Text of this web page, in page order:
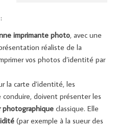
imprimante photo, avec une
réaliste de la
vos photos d’identité par
la carte d’identité, les
doivent présenter les
photographique classique. Elle
(par exemple à la sueur des